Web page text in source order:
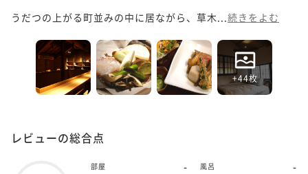
うだつの上がる町並みの中に居ながら、草木... 続きをよむ
+44枚
レビューの総合点
部屋 - 風呂 -